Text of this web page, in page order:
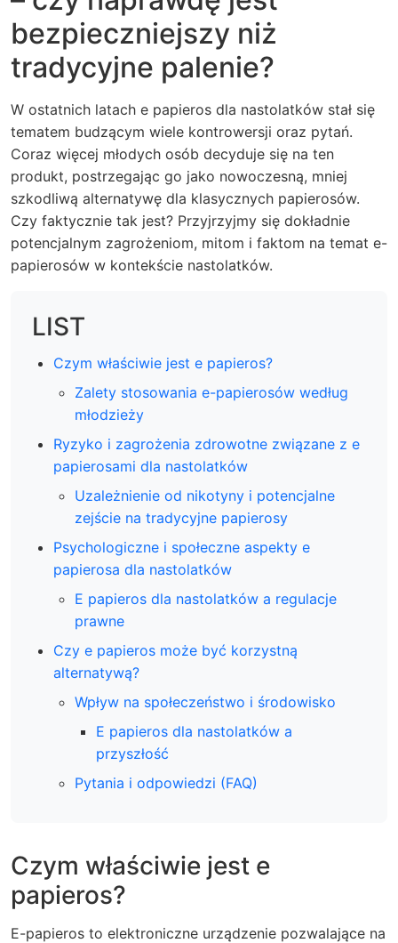
bezpieczniejszy niż
tradycyjne palenie?
W ostatnich latach e papieros dla nastolatków stał się
tematem budzącym wiele kontrowersji oraz pytań.
Coraz więcej młodych osób decyduje się na ten
produkt, postrzegając go jako nowoczesną, mniej
szkodliwą alternatywę dla klasycznych papierosów.
Czy faktycznie tak jest? Przyjrzyjmy się dokładnie
potencjalnym zagrożeniom, mitom i faktom na temat e-
papierosów w kontekście nastolatków.
LIST
Czym właściwie jest e papieros?
Zalety stosowania e-papierosów według
młodzieży
Ryzyko i zagrożenia zdrowotne związane z e
papierosami dla nastolatków
Uzależnienie od nikotyny i potencjalne
zejście na tradycyjne papierosy
Psychologiczne i społeczne aspekty e
papierosa dla nastolatków
E papieros dla nastolatków a regulacje
prawne
Czy e papieros może być korzystną
alternatywą?
Wpływ na społeczeństwo i środowisko
E papieros dla nastolatków a
przyszłość
Pytania i odpowiedzi (FAQ)
Czym właściwie jest e
papieros?
E-papieros to elektroniczne urządzenie pozwalające na